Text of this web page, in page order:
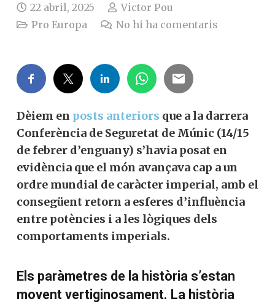
22 abril, 2025
Victor Pou
Pro Europa
No hi ha comentaris
Dèiem en posts anteriors que a la darrera
Conferència de Seguretat de Múnic (14/15
de febrer d’enguany) s’havia posat en
evidència que el món avançava cap a un
ordre mundial de caràcter imperial, amb el
consegüent retorn a esferes d’influència
entre potències i a les lògiques dels
comportaments imperials.
Els paràmetres de la història s’estan
movent vertiginosament. La història